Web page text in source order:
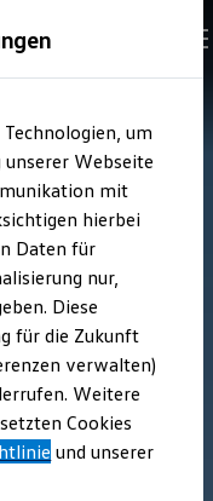
Gebrauchtwagen
um
Webseite
mit
hierbei
Daten für
nur,
Diese
für die Zukunft
verwalten)
Weitere
Cookies
und unserer